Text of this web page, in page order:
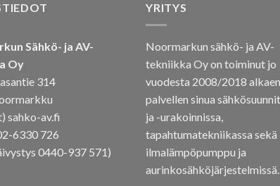
Sähkö- ja AV-
Oy
314
sahko-av.fi
6330 726
0440-937 571)
YRITYS
Noormarkun sähkö- ja AV-
tekniikka Oy on toiminut jo
vuodesta 2008/2018
palvellen sinua
ja -urakoinnissa,
tapahtumatekniikassa sekä
ilmalämpöpumppu ja
aurinkosähköjärjestelmissä.